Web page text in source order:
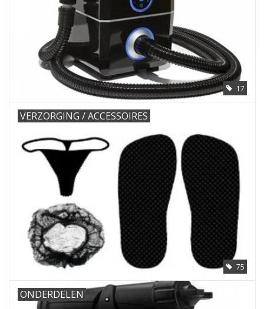
17
VERZORGING / ACCESSOIRES
75
ONDERDELEN